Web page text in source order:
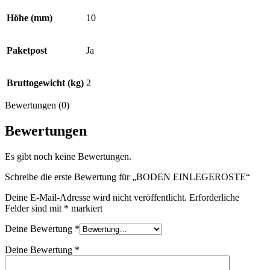
Höhe (mm) 10
Paketpost Ja
Bruttogewicht (kg) 2
Bewertungen (0)
Bewertungen
Es gibt noch keine Bewertungen.
Schreibe die erste Bewertung für „BODEN EINLEGEROSTE“
Deine E-Mail-Adresse wird nicht veröffentlicht. Erforderliche
Felder sind mit * markiert
Deine Bewertung *
Deine Bewertung *